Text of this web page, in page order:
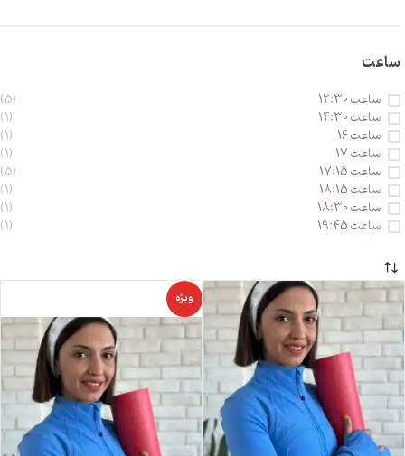
ساعت
ساعت 12:30 (5)
ساعت 14:30 (1)
ساعت 16 (1)
ساعت 17 (1)
ساعت 17:15 (5)
ساعت 18:15 (1)
ساعت 18:30 (1)
ساعت 19:45 (1)
ویژه